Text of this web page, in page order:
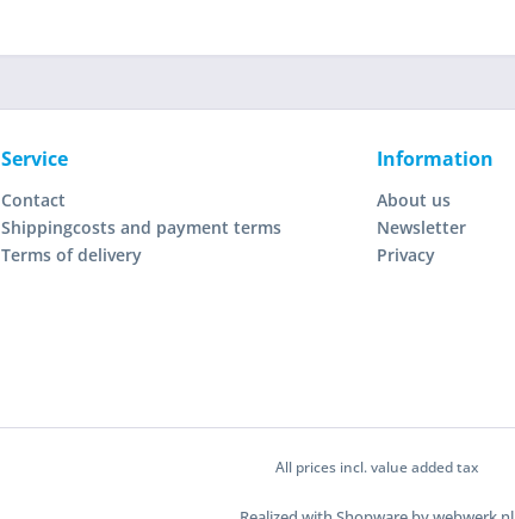
Service
Contact
Shippingcosts and payment terms
Terms of delivery
Information
About us
Newsletter
Privacy
All prices incl. value added tax